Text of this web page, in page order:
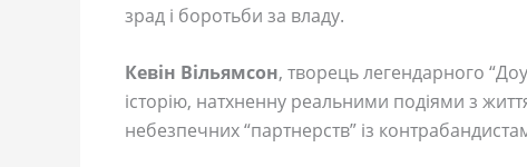
зрад і боротьби за владу.
Кевін Вільямсон, творець легендарного
історію, натхненну реальними подіями з
небезпечних “партнерств” із